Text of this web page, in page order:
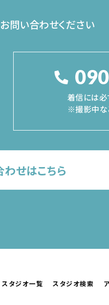
お問い合わせください
着信には必
※撮影中な
わせはこちら
スタジオ一覧 スタジオ検索